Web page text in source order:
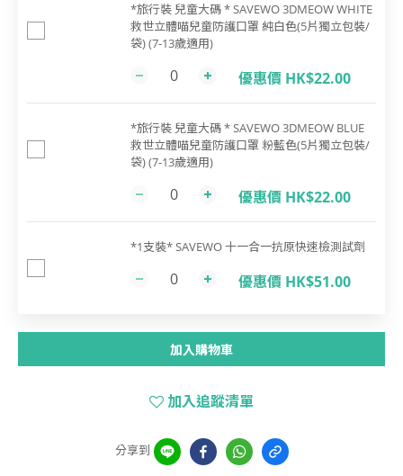
*旅行裝 兒童大碼 * SAVEWO 3DMEOW WHITE
救世立體喵兒童防護口罩 純白色(5片獨立包裝/
袋) (7-13歲適用)
優惠價 HK$22.00
*旅行裝 兒童大碼 * SAVEWO 3DMEOW BLUE
救世立體喵兒童防護口罩 粉藍色(5片獨立包裝/
袋) (7-13歲適用)
優惠價 HK$22.00
*1支裝* SAVEWO 十一合一抗原快速檢測試劑
優惠價 HK$51.00
加入購物車
加入追蹤清單
分享到